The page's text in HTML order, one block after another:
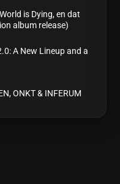
is Dying, en dat
album release)
A New Lineup and a
ONKT & INFERUM